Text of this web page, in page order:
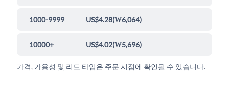
1000-9999 US$4.28(₩6,064)
10000+ US$4.02(₩5,696)
가격, 가용성 및 리드 타임은 주문 시점에 확인될 수 있습니다.